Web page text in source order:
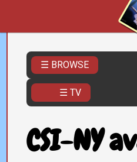
☰ BROWSE
☰ TV
CSI-NY